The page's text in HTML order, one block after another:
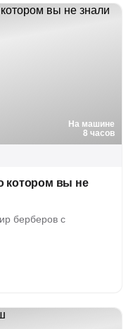
На машине
8 часов
котором вы не
берберов с